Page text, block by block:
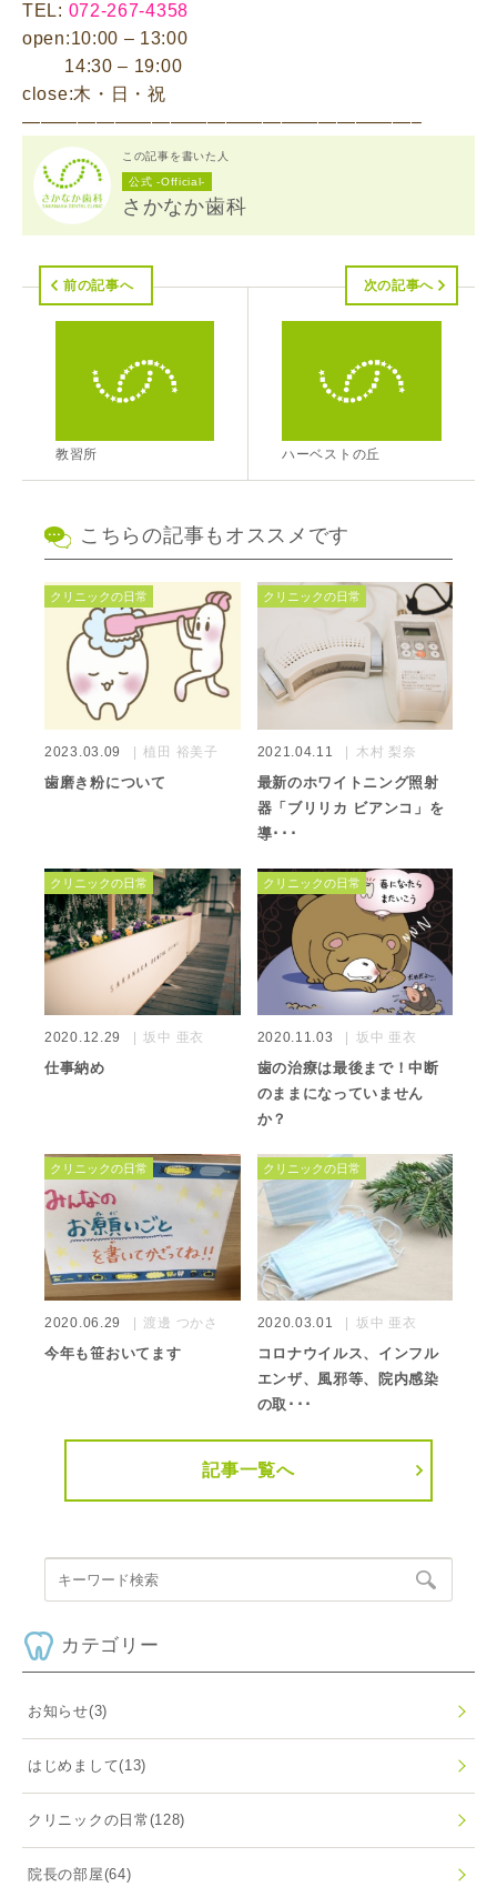
TEL: 072-267-4358
open:10:00 – 13:00
14:30 – 19:00
close:木・日・祝
—————————————————————–
この記事を書いた人
公式 -Official-
さかなか歯科
前の記事へ
教習所
次の記事へ
ハーベストの丘
こちらの記事もオススメです
クリニックの日常
2023.03.09 植田 裕美子
歯磨き粉について
クリニックの日常
2021.04.11 木村 梨奈
最新のホワイトニング照射
器「ブリリカ ビアンコ」を
導･･･
クリニックの日常
2020.12.29 坂中 亜衣
仕事納め
クリニックの日常
2020.11.03 坂中 亜衣
歯の治療は最後まで！中断
のままになっていません
か？
クリニックの日常
2020.06.29 渡邊 つかさ
今年も笹おいてます
クリニックの日常
2020.03.01 坂中 亜衣
コロナウイルス、インフル
エンザ、風邪等、院内感染
の取･･･
記事一覧へ
カテゴリー
お知らせ(3)
はじめまして(13)
クリニックの日常(128)
院長の部屋(64)